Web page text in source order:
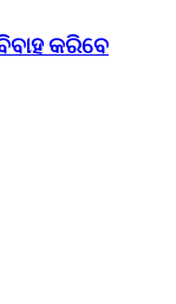
କରିବେ